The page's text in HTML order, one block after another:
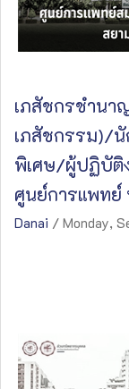
เภสัชกรชำนา
เภสัชกรรม)/
พิเศษ/ผู้ปฏิบัติ
ศูนย์การแพทย์
Danai / Monday,